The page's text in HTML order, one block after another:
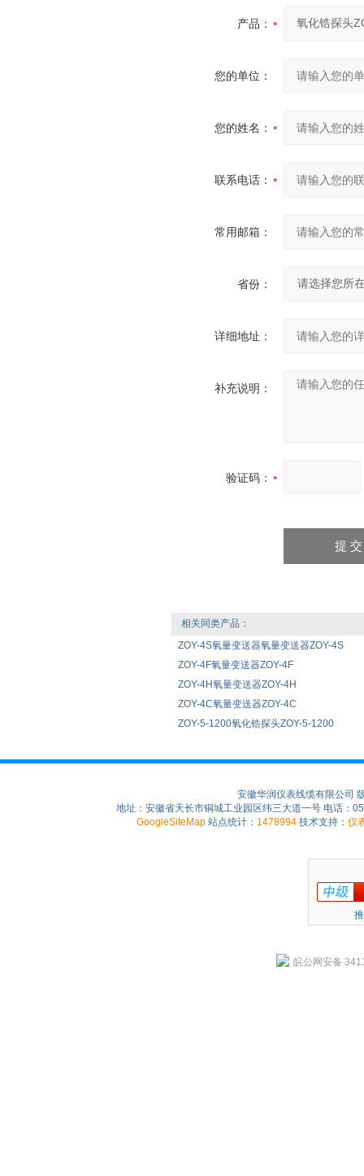
产品：
您的单位：
您的姓名：
联系电话：
常用邮箱：
省份：
详细地址：
补充说明：
验证码：
相关同类产品：
ZOY-4S氧量变送器氧量变送器ZOY-4S
ZOY-4F氧量变送器ZOY-4F
ZOY-4H氧量变送器ZOY-4H
ZOY-4C氧量变送器ZOY-4C
ZOY-5-1200氧化锆探头ZOY-5-1200
安徽华润仪表线缆有限公司
地址：安徽省天长市铜城工业园区纬三大道一号 电话：
GoogleSiteMap 站点统计： 1478994 技术支持： 仪
皖公网安备